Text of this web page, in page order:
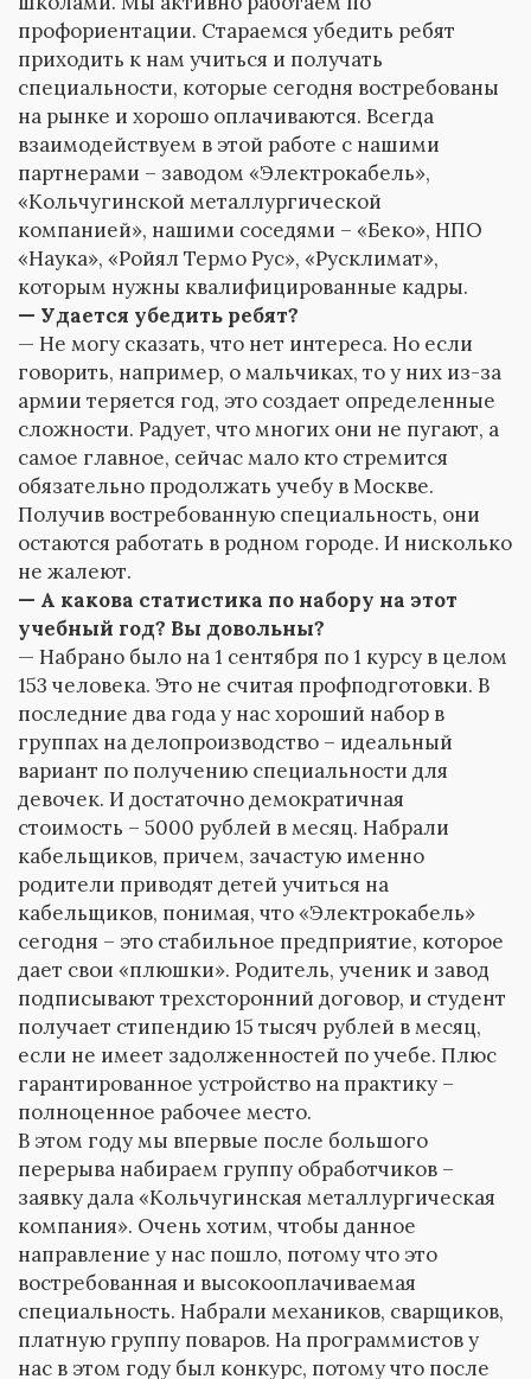
профориентации. Стараемся убедить ребят
приходить к нам учиться и получать
специальности, которые сегодня востребованы
на рынке и хорошо оплачиваются. Всегда
взаимодействуем в этой работе с нашими
партнерами – заводом «Электрокабель»,
«Кольчугинской металлургической
компанией», нашими соседями – «Беко», НПО
«Наука», «Ройял Термо Рус», «Русклимат»,
которым нужны квалифицированные кадры.
— Удается убедить ребят?
— Не могу сказать, что нет интереса. Но если
говорить, например, о мальчиках, то у них из-за
армии теряется год, это создает определенные
сложности. Радует, что многих они не пугают, а
самое главное, сейчас мало кто стремится
обязательно продолжать учебу в Москве.
Получив востребованную специальность, они
остаются работать в родном городе. И нисколько
не жалеют.
— А какова статистика по набору на этот
учебный год? Вы довольны?
— Набрано было на 1 сентября по 1 курсу в целом
153 человека. Это не считая профподготовки. В
последние два года у нас хороший набор в
группах на делопроизводство – идеальный
вариант по получению специальности для
девочек. И достаточно демократичная
стоимость – 5000 рублей в месяц. Набрали
кабельщиков, причем, зачастую именно
родители приводят детей учиться на
кабельщиков, понимая, что «Электрокабель»
сегодня – это стабильное предприятие, которое
дает свои «плюшки». Родитель, ученик и завод
подписывают трехсторонний договор, и студент
получает стипендию 15 тысяч рублей в месяц,
если не имеет задолженностей по учебе. Плюс
гарантированное устройство на практику –
полноценное рабочее место.
В этом году мы впервые после большого
перерыва набираем группу обработчиков –
заявку дала «Кольчугинская металлургическая
компания». Очень хотим, чтобы данное
направление у нас пошло, потому что это
востребованная и высокооплачиваемая
специальность. Набрали механиков, сварщиков,
платную группу поваров. На программистов у
нас в этом году был конкурс, потому что после